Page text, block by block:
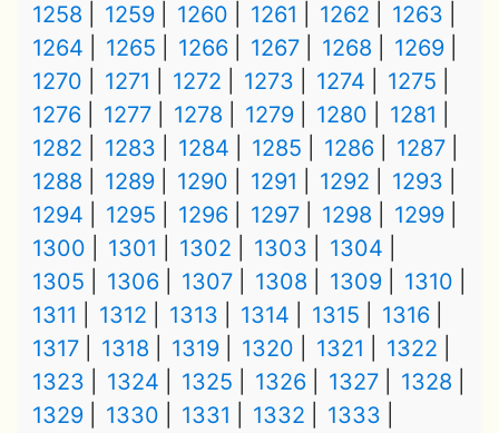
1258
1259 1260 1261 1262
1263
1264
1265 1266 1267 1268
1269
1270
1271 1272 1273 1274
1275
1276
1277 1278 1279 1280
1281
1282
1283 1284 1285 1286
1287
1288
1289 1290 1291 1292
1293
1294
1295 1296 1297 1298
1299
1300
1301 1302 1303
1304
1305
1306 1307 1308 1309
1310
1311
1312 1313 1314 1315
1316
1317
1318 1319 1320 1321
1322
1323
1324 1325 1326 1327
1328
1329
1330 1331 1332
1333